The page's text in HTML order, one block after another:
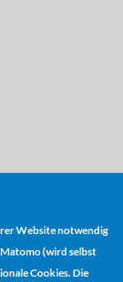
Website notwendig
(wird selbst
Cookies. Die